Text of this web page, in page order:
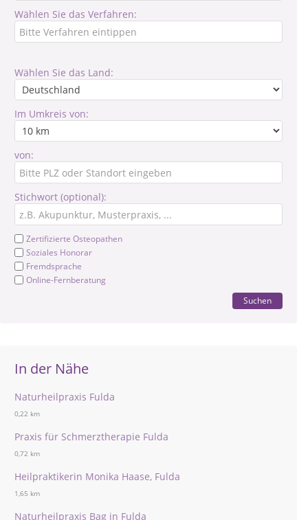
Wählen Sie das Verfahren:
Wählen Sie das Land:
Im Umkreis von:
von:
Stichwort (optional):
Zertifizierte Osteopathen
Soziales Honorar
Fremdsprache
Online-Fernberatung
Suchen
In der Nähe
Naturheilpraxis Fulda
0,22 km
Praxis für Schmerztherapie Fulda
0,72 km
Heilpraktikerin Monika Haase, Fulda
1,65 km
Naturheilpraxis Bag in Fulda